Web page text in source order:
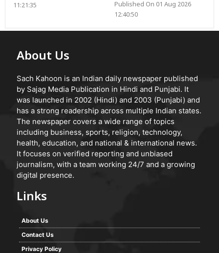
11:21:35
Published On 01 Aug 2026
12:40:50
About Us
Sach Kahoon is an Indian daily newspaper published
by Sajag Media Publication in Hindi and Punjabi. It
was launched in 2002 (Hindi) and 2003 (Punjabi) and
has a strong readership across multiple Indian states.
The newspaper covers a wide range of topics
including business, sports, religion, technology,
health, education, and national & international news.
It focuses on verified reporting and unbiased
journalism, with a team working 24/7 and a growing
digital presence.
Links
About Us
Contact Us
Privacy Policy